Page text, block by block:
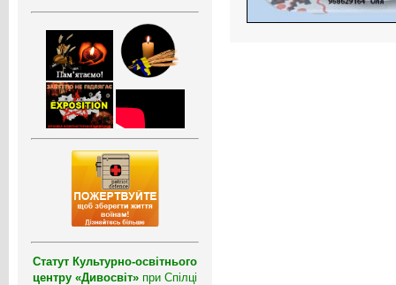
Статут Культурно-освітнього
центру «Дивосвіт» при Спілці